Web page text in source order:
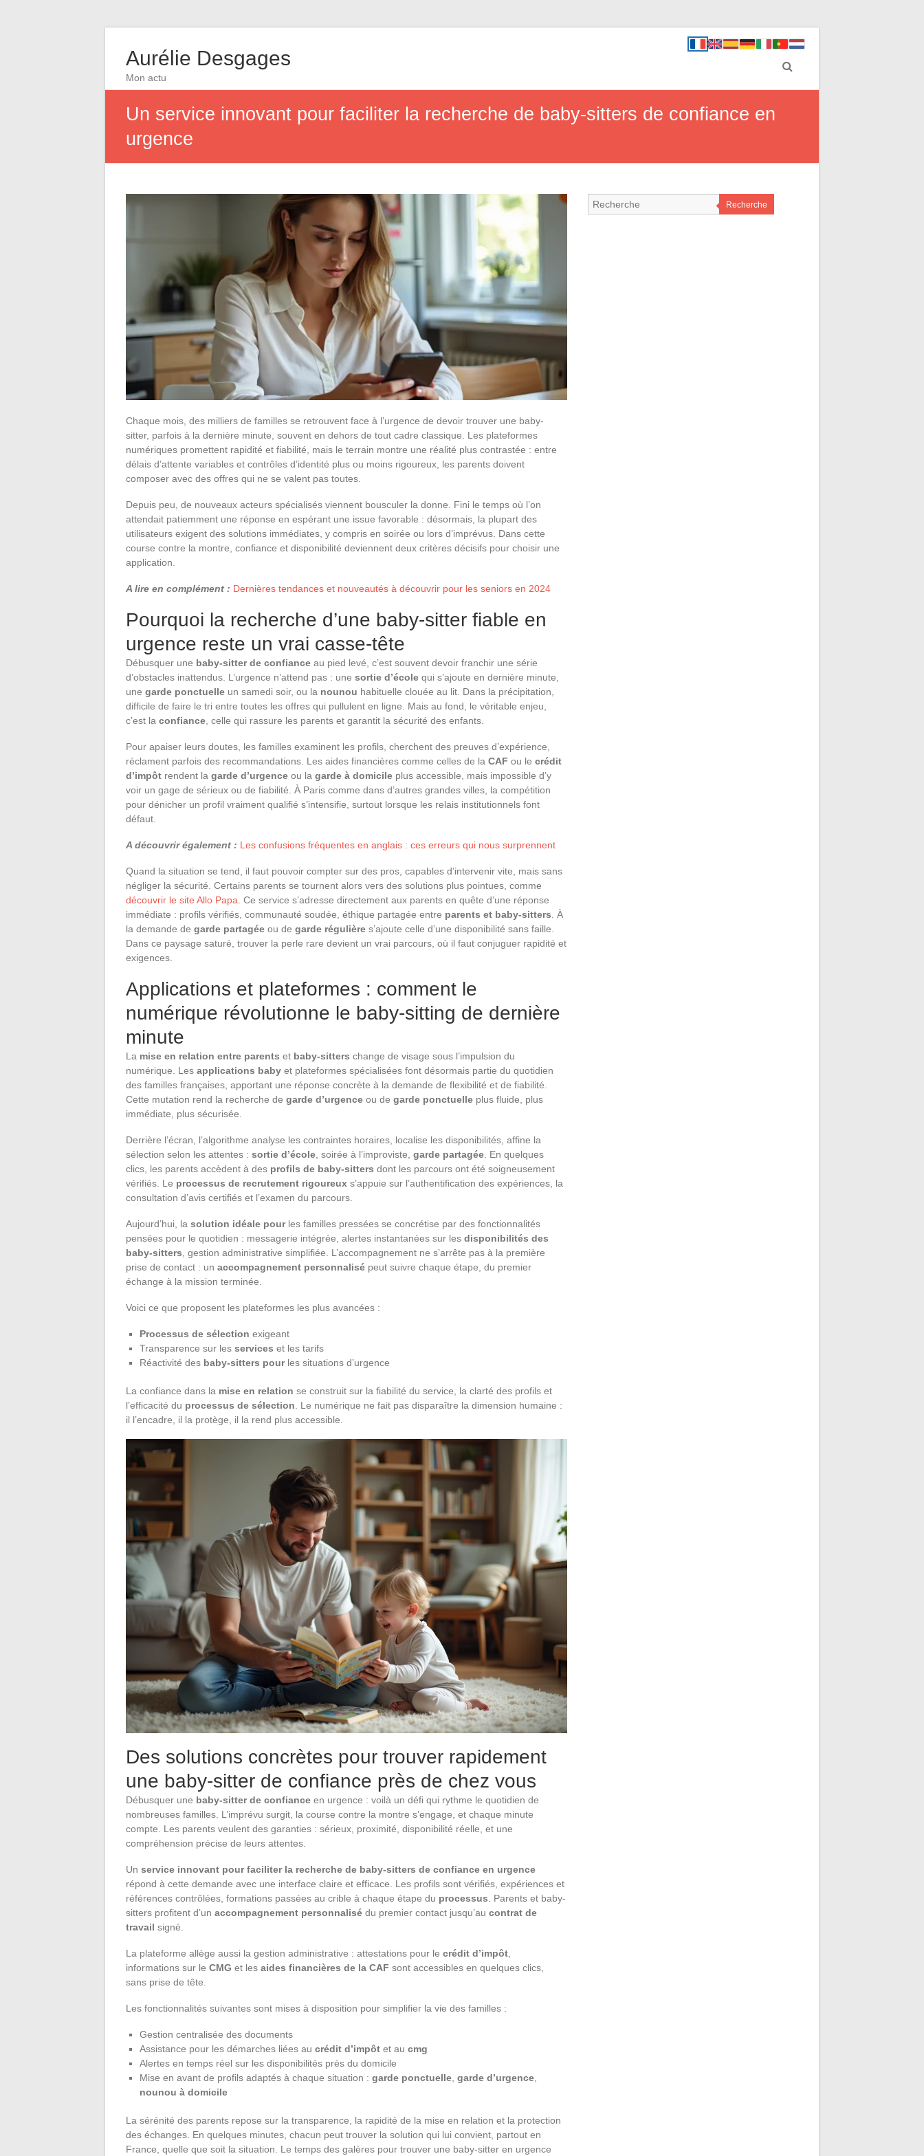
Aurélie Desgages
Mon actu
Un service innovant pour faciliter la recherche de baby-sitters de confiance en
urgence
Chaque mois, des milliers de familles se retrouvent face à l’urgence de devoir trouver une baby-
sitter, parfois à la dernière minute, souvent en dehors de tout cadre classique. Les plateformes
numériques promettent rapidité et fiabilité, mais le terrain montre une réalité plus contrastée : entre
délais d’attente variables et contrôles d’identité plus ou moins rigoureux, les parents doivent
composer avec des offres qui ne se valent pas toutes.
Depuis peu, de nouveaux acteurs spécialisés viennent bousculer la donne. Fini le temps où l’on
attendait patiemment une réponse en espérant une issue favorable : désormais, la plupart des
utilisateurs exigent des solutions immédiates, y compris en soirée ou lors d’imprévus. Dans cette
course contre la montre, confiance et disponibilité deviennent deux critères décisifs pour choisir une
application.
A lire en complément : Dernières tendances et nouveautés à découvrir pour les seniors en 2024
Pourquoi la recherche d’une baby-sitter fiable en
urgence reste un vrai casse-tête
Débusquer une baby-sitter de confiance au pied levé, c’est souvent devoir franchir une série
d’obstacles inattendus. L’urgence n’attend pas : une sortie d’école qui s’ajoute en dernière minute,
une garde ponctuelle un samedi soir, ou la nounou habituelle clouée au lit. Dans la précipitation,
difficile de faire le tri entre toutes les offres qui pullulent en ligne. Mais au fond, le véritable enjeu,
c’est la confiance , celle qui rassure les parents et garantit la sécurité des enfants.
Pour apaiser leurs doutes, les familles examinent les profils, cherchent des preuves d’expérience,
réclament parfois des recommandations. Les aides financières comme celles de la CAF ou le crédit
d’impôt rendent la garde d’urgence ou la garde à domicile plus accessible, mais impossible d’y
voir un gage de sérieux ou de fiabilité. À Paris comme dans d’autres grandes villes, la compétition
pour dénicher un profil vraiment qualifié s’intensifie, surtout lorsque les relais institutionnels font
défaut.
A découvrir également : Les confusions fréquentes en anglais : ces erreurs qui nous surprennent
Quand la situation se tend, il faut pouvoir compter sur des pros, capables d’intervenir vite, mais sans
négliger la sécurité. Certains parents se tournent alors vers des solutions plus pointues, comme
découvrir le site Allo Papa . Ce service s’adresse directement aux parents en quête d’une réponse
immédiate : profils vérifiés, communauté soudée, éthique partagée entre parents et baby-sitters . À
la demande de garde partagée ou de garde régulière s’ajoute celle d’une disponibilité sans faille.
Dans ce paysage saturé, trouver la perle rare devient un vrai parcours, où il faut conjuguer rapidité et
exigences.
Applications et plateformes : comment le
numérique révolutionne le baby-sitting de dernière
minute
La mise en relation entre parents et baby-sitters change de visage sous l’impulsion du
numérique. Les applications baby et plateformes spécialisées font désormais partie du quotidien
des familles françaises, apportant une réponse concrète à la demande de flexibilité et de fiabilité.
Cette mutation rend la recherche de garde d’urgence ou de garde ponctuelle plus fluide, plus
immédiate, plus sécurisée.
Derrière l’écran, l’algorithme analyse les contraintes horaires, localise les disponibilités, affine la
sélection selon les attentes : sortie d’école , soirée à l’improviste, garde partagée . En quelques
clics, les parents accèdent à des profils de baby-sitters dont les parcours ont été soigneusement
vérifiés. Le processus de recrutement rigoureux s’appuie sur l’authentification des expériences, la
consultation d’avis certifiés et l’examen du parcours.
Aujourd’hui, la solution idéale pourles familles pressées se concrétise par des fonctionnalités
pensées pour le quotidien : messagerie intégrée, alertes instantanées sur les disponibilités des
baby-sitters , gestion administrative simplifiée. L’accompagnement ne s’arrête pas à la première
prise de contact : un accompagnement personnalisé peut suivre chaque étape, du premier
échange à la mission terminée.
Voici ce que proposent les plateformes les plus avancées :
Processus de sélection exigeant
Transparence sur les services et les tarifs
Réactivité des baby-sitters pourles situations d’urgence
La confiance dans la mise en relation se construit sur la fiabilité du service, la clarté des profils et
l’efficacité du processus de sélection . Le numérique ne fait pas disparaître la dimension humaine :
il l’encadre, il la protège, il la rend plus accessible.
Des solutions concrètes pour trouver rapidement
une baby-sitter de confiance près de chez vous
Débusquer une baby-sitter de confiance en urgence : voilà un défi qui rythme le quotidien de
nombreuses familles. L’imprévu surgit, la course contre la montre s’engage, et chaque minute
compte. Les parents veulent des garanties : sérieux, proximité, disponibilité réelle, et une
compréhension précise de leurs attentes.
Un service innovant pour faciliter la recherche de baby-sitters de confiance en urgence
répond à cette demande avec une interface claire et efficace. Les profils sont vérifiés, expériences et
références contrôlées, formations passées au crible à chaque étape du processus . Parents et baby-
sitters profitent d’un accompagnement personnalisé du premier contact jusqu’au contrat de
travail signé.
La plateforme allège aussi la gestion administrative : attestations pour le crédit d’impôt
informations sur le CMG et les aides financières de la CAF sont accessibles en quelques clics,
sans prise de tête.
Les fonctionnalités suivantes sont mises à disposition pour simplifier la vie des familles :
Gestion centralisée des documents
Assistance pour les démarches liées au crédit d’impôt et au cmg
Alertes en temps réel sur les disponibilités près du domicile
Mise en avant de profils adaptés à chaque situation : garde ponctuelle garde d’urgence
nounou à domicile
La sérénité des parents repose sur la transparence, la rapidité de la mise en relation et la protection
des échanges. En quelques minutes, chacun peut trouver la solution qui lui convient, partout en
France, quelle que soit la situation. Le temps des galères pour trouver une baby-sitter en urgence
Recherche